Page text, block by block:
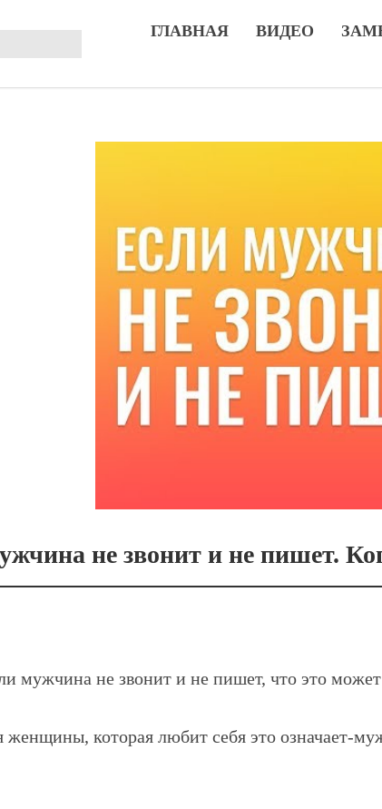
ГЛАВНАЯ ВИДЕО
не звонит и не пишет.
мужчина не звонит и не пишет, что это может
женщины, которая любит себя это означает-